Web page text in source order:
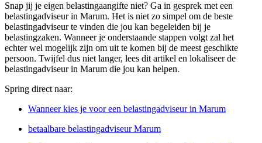
Snap jij je eigen belastingaangifte niet? Ga in gesprek met een
belastingadviseur in Marum. Het is niet zo simpel om de beste
belastingadviseur te vinden die jou kan begeleiden bij je
belastingzaken. Wanneer je onderstaande stappen volgt zal het
echter wel mogelijk zijn om uit te komen bij de meest geschikte
persoon. Twijfel dus niet langer, lees dit artikel en lokaliseer de
belastingadviseur in Marum die jou kan helpen.
Spring direct naar:
Wanneer kies je voor een belastingadviseur in Marum
betaalbare belastingadviseur Marum